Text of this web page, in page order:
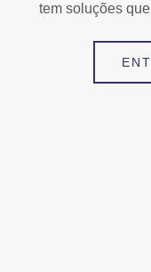
tem soluções